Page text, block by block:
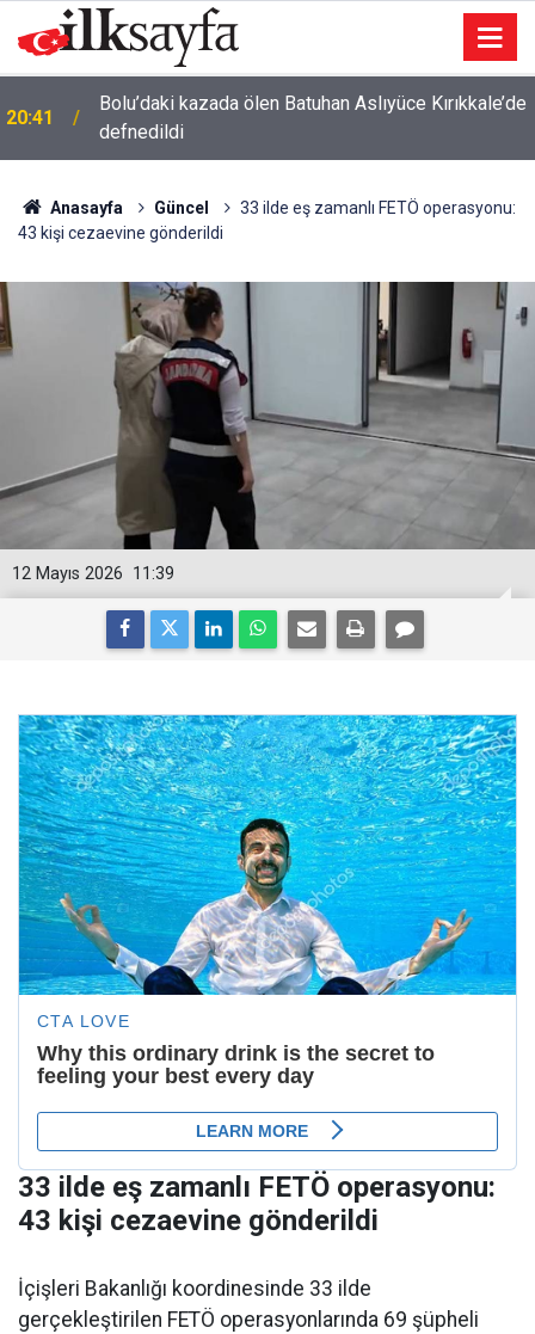
20:41
Bolu’daki kazada ölen Batuhan Aslıyüce Kırıkkale’de
defnedildi
Anasayfa Güncel
33 ilde eş zamanlı FETÖ operasyonu:
43 kişi cezaevine gönderildi
11:39
12 Mayıs 2026
33 ilde eş zamanlı FETÖ operasyonu:
43 kişi cezaevine gönderildi
İçişleri Bakanlığı koordinesinde 33 ilde
gerçekleştirilen FETÖ operasyonlarında 69 şüpheli